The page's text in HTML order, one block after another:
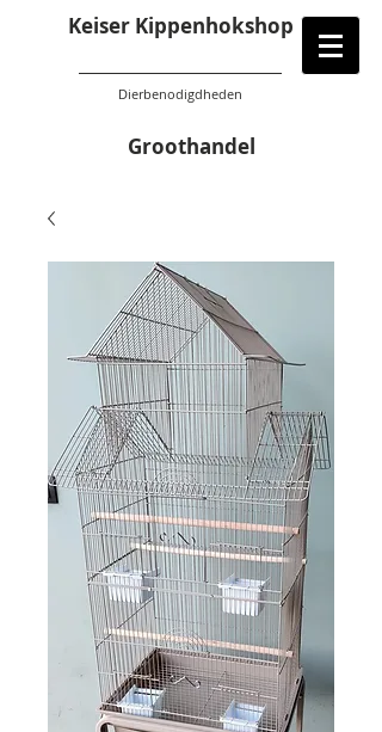
Keiser Kippenhokshop
Dierbenodigdheden
Groothandel